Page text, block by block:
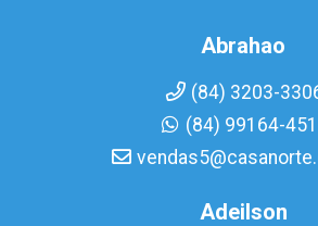
Abrahao
(84) 3203-
(84) 99164-
Adeilson